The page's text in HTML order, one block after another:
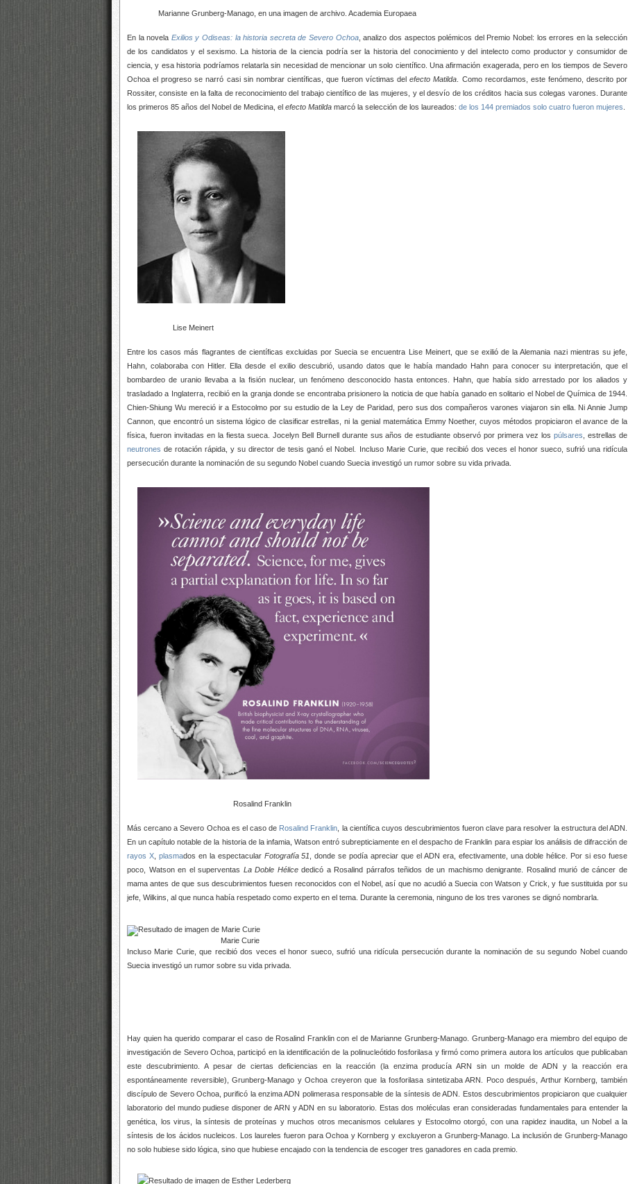
Marianne Grunberg-Manago, en una imagen de archivo. Academia Europaea
En la novela Exilios y Odiseas: la historia secreta de Severo Ochoa, analizo dos aspectos polémicos del Premio Nobel: los errores en la selección
de los candidatos y el sexismo. La historia de la ciencia podría ser la historia del conocimiento y del intelecto como productor y consumidor de
ciencia, y esa historia podríamos relatarla sin necesidad de mencionar un solo científico. Una afirmación exagerada, pero en los tiempos de Severo
Ochoa el progreso se narró casi sin nombrar científicas, que fueron víctimas delefecto Matilda . Como recordamos, este fenómeno, descrito por
Rossiter, consiste en la falta de reconocimiento del trabajo científico de las mujeres, y el desvío de los créditos hacia sus colegas varones. Durante
los primeros 85 años del Nobel de Medicina, el efecto Matilda marcó la selección de los laureados: de los 144 premiados solo cuatro fueron mujeres
Lise Meinert
Entre los casos más flagrantes de científicas excluidas por Suecia se encuentra Lise Meinert, que se exilió de la Alemania nazi mientras su jefe,
Hahn, colaboraba con Hitler. Ella desde el exilio descubrió, usando datos que le había mandado Hahn para conocer su interpretación, que el
bombardeo de uranio llevaba a la fisión nuclear, un fenómeno desconocido hasta entonces. Hahn, que había sido arrestado por los aliados y
trasladado a Inglaterra, recibió en la granja donde se encontraba prisionero la noticia de que había ganado en solitario el Nobel de Química de 1944.
Chien-Shiung Wu mereció ir a Estocolmo por su estudio de la Ley de Paridad, pero sus dos compañeros varones viajaron sin ella. Ni Annie Jump
Cannon, que encontró un sistema lógico de clasificar estrellas, ni la genial matemática Emmy Noether, cuyos métodos propiciaron el avance de la
física, fueron invitadas en la fiesta sueca. Jocelyn Bell Burnell durante sus años de estudiante observó por primera vez lospúlsares , estrellas de
neutrones de rotación rápida, y su director de tesis ganó el Nobel. Incluso Marie Curie, que recibió dos veces el honor sueco, sufrió una ridícula
persecución durante la nominación de su segundo Nobel cuando Suecia investigó un rumor sobre su vida privada.
Rosalind Franklin
Más cercano a Severo Ochoa es el caso de Rosalind Franklin , la científica cuyos descubrimientos fueron clave para resolver la estructura del ADN.
En un capítulo notable de la historia de la infamia, Watson entró subrepticiamente en el despacho de Franklin para espiar los análisis de difracción de
rayos X, plasmados en la espectacular Fotografía 51
, donde se podía apreciar que el ADN era, efectivamente, una doble hélice. Por si eso fuese
poco, Watson en el superventas La Doble Hélicededicó a Rosalind párrafos teñidos de un machismo denigrante. Rosalind murió de cáncer de
mama antes de que sus descubrimientos fuesen reconocidos con el Nobel, así que no acudió a Suecia con Watson y Crick, y fue sustituida por su
jefe, Wilkins, al que nunca había respetado como experto en el tema. Durante la ceremonia, ninguno de los tres varones se dignó nombrarla.
Marie Curie
Incluso Marie Curie, que recibió dos veces el honor sueco, sufrió una ridícula persecución durante la nominación de su segundo Nobel cuando
Suecia investigó un rumor sobre su vida privada.
Hay quien ha querido comparar el caso de Rosalind Franklin con el de Marianne Grunberg-Manago. Grunberg-Manago era miembro del equipo de
investigación de Severo Ochoa, participó en la identificación de la polinucleótido fosforilasa y firmó como primera autora los artículos que publicaban
este descubrimiento. A pesar de ciertas deficiencias en la reacción (la enzima producía ARN sin un molde de ADN y la reacción era
espontáneamente reversible), Grunberg-Manago y Ochoa creyeron que la fosforilasa sintetizaba ARN. Poco después, Arthur Kornberg, también
discípulo de Severo Ochoa, purificó la enzima ADN polimerasa responsable de la síntesis de ADN. Estos descubrimientos propiciaron que cualquier
laboratorio del mundo pudiese disponer de ARN y ADN en su laboratorio. Estas dos moléculas eran consideradas fundamentales para entender la
genética, los virus, la síntesis de proteínas y muchos otros mecanismos celulares y Estocolmo otorgó, con una rapidez inaudita, un Nobel a la
síntesis de los ácidos nucleicos. Los laureles fueron para Ochoa y Kornberg y excluyeron a Grunberg-Manago. La inclusión de Grunberg-Manago
no solo hubiese sido lógica, sino que hubiese encajado con la tendencia de escoger tres ganadores en cada premio.